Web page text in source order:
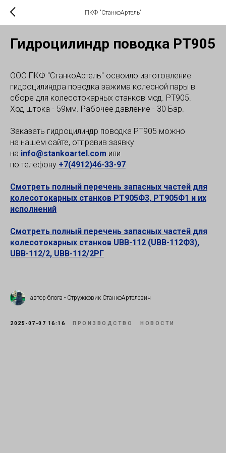
ПКФ "СтанкоАртель"
Гидроцилиндр поводка РТ905
ООО ПКФ "СтанкоАртель" освоило изготовление
гидроцилиндра поводка зажима колесной пары в
сборе для колесотокарных станков мод. РТ905.
Ход штока - 59мм. Рабочее давление - 30 Бар.
Заказать гидроцилиндр поводка РТ905 можно
на нашем сайте, отправив заявку
на info@stankoartel.com или
по телефону +7(4912)46-33-97
Смотреть полный перечень запасных частей для
колесотокарных станков РТ905Ф3, РТ905Ф1 и их
исполнений
Смотреть полный перечень запасных частей для
колесотокарных станков UBB-112 (UBB-112Ф3),
UBB-112/2, UBB-112/2РГ
автор блога - Стружковик СтанкоАртелевич
2025-07-07 16:16 ПРОИЗВОДСТВО НОВОСТИ